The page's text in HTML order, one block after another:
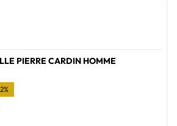
PIERRE CARDIN HOMME